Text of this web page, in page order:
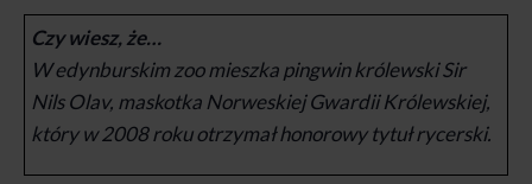
Czy wiesz, że…
W edynburskim zoo mieszka pingwin królewski Sir
Nils Olav, maskotka Norweskiej Gwardii Królewskiej,
który w 2008 roku otrzymał honorowy tytuł rycerski.